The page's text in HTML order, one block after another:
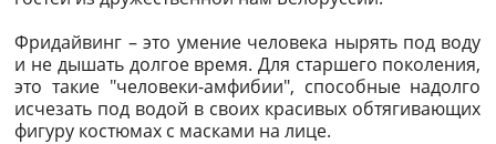
Фридайвинг – это умение человека нырять под воду
и не дышать долгое время. Для старшего поколения,
это такие "человеки-амфибии", способные надолго
исчезать под водой в своих красивых обтягивающих
фигуру костюмах с масками на лице.